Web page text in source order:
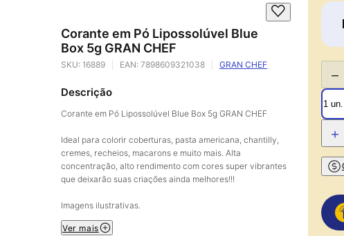
Corante em Pó Lipossolúvel Blue
Box 5g GRAN CHEF
SKU: 16889 EAN: 7898609321038 GRAN CHEF
Descrição
Corante em Pó Lipossolúvel Blue Box 5g GRAN CHEF
Ideal para colorir coberturas, pasta americana, chantilly,
cremes, recheios, macarons e muito mais. Alta
concentração, alto rendimento com cores super vibrantes
que deixarão suas criações ainda melhores!!!
Imagens ilustrativas.
Ver mais
−
+